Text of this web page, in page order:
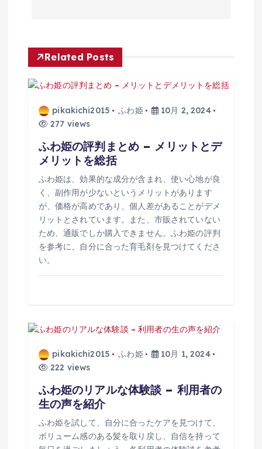
ゲ
ー
シ
ョ
ン
Related Posts
pikakichi2015 ふわ姫
10月 2, 2024
277 views
ふわ姫の評判まとめ – メリットとデ
メリットを総括
ふわ姫は、効果的な成分が含まれ、使い心地が良
く、副作用が少ないというメリットがあります
が、価格が高めであり、個人差があることがデメ
リットとされています。また、市販されていない
ため、通販でしか購入できません。ふわ姫の評判
を参考に、自分に合った育毛剤を見つけてくださ
い。
pikakichi2015 ふわ姫
10月 1, 2024
222 views
ふわ姫のリアルな体験談 – 利用者の
生の声を紹介
ふわ姫を試して、自分に合ったケアを見つけて、
ボリューム感のある髪を取り戻し、自信を持って